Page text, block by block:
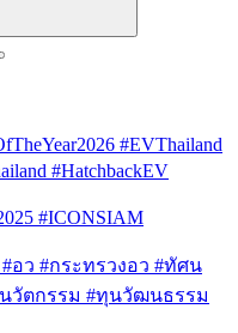
#EVThailand
#HatchbackEV
#ICONSIAM
อว #กระทรวงอว #ทัศน
นวัตกรรม #ทุนวัฒนธรรม